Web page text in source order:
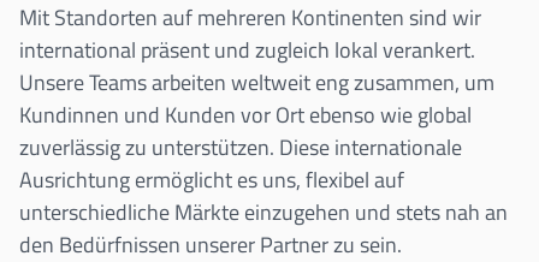
Mit Standorten auf mehreren Kontinenten sind wir
international präsent und zugleich lokal verankert.
Unsere Teams arbeiten weltweit eng zusammen, um
Kundinnen und Kunden vor Ort ebenso wie global
zuverlässig zu unterstützen. Diese internationale
Ausrichtung ermöglicht es uns, flexibel auf
unterschiedliche Märkte einzugehen und stets nah an
den Bedürfnissen unserer Partner zu sein.